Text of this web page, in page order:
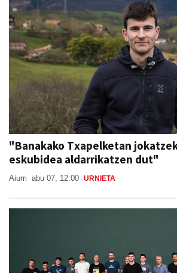
"Banakako Txapelketan
eskubidea aldarrikatzen dut"
Aiurri abu 07, 12:00 URNIETA